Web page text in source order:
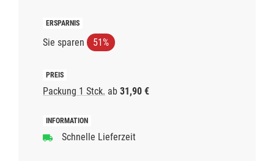
Sie sparen 51%
Packung 1 Stck. ab 31,90 €
Schnelle Lieferzeit